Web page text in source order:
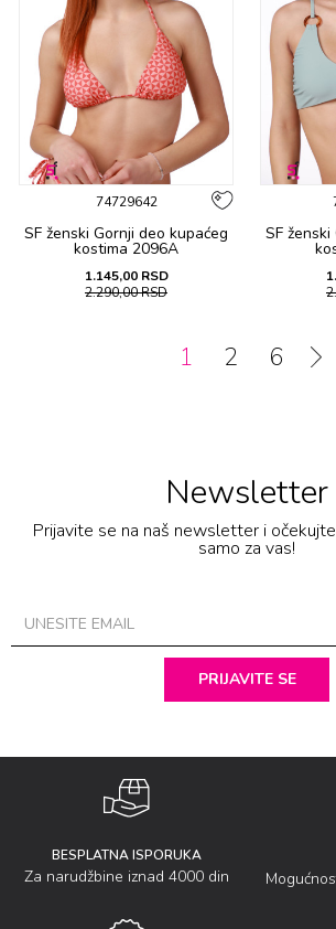
74729642
SF ženski Gornji deo kupaćeg
kostima 2096A
1.145,00 RSD
2.290,00RSD
SF
1 2 6
Newsletter
Prijavite se na naš newsletter i
samo za vas!
PRIJAVITE SE
BESPLATNA ISPORUKA
Za narudžbine iznad 4000 din